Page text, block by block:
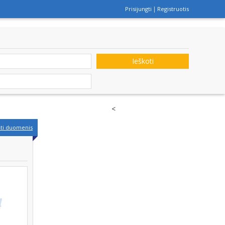
Prisijungti Registruotis
Ieškoti
duomenis
<